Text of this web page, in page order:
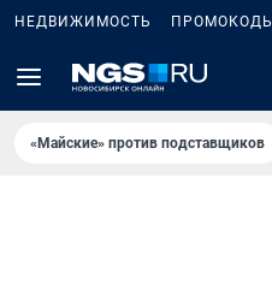
НЕДВИЖИМОСТЬ ПРОМОКОДЫ
«Майские» против подставщиков